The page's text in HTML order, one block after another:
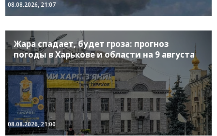
08.08.2026, 21:07
Жара спадает, будет гроза: прогноз
погоды в Харькове и области на 9 августа
08.08.2026, 21:00